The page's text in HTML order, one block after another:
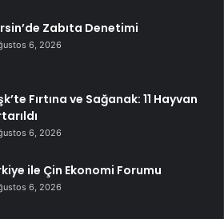
Zabıta Denetimi
6, 2026
Fırtına ve Sağanak: 11 Hayvan
6, 2026
ile Çin Ekonomi Forumu
6, 2026